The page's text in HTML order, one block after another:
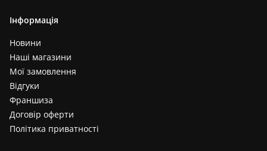
Інформація
Новини
Наші магазини
Мої замовлення
Відгуки
Франшиза
Договір оферти
Політика приватності